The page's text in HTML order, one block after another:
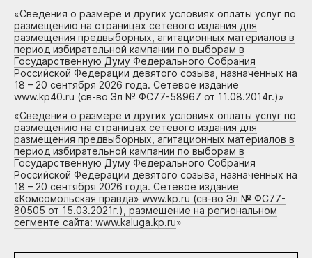
«Сведения о размере и других условиях оплаты услуг по
размещению на страницах сетевого издания для
размещения предвыборных, агитационных материалов в
период избирательной кампании по выборам в
Государственную Думу Федерального Собрания
Российской Федерации девятого созыва, назначенных на
18 – 20 сентября 2026 года. Сетевое издание
www.kp40.ru (св-во Эл № ФС77-58967 от 11.08.2014г.)»
«Сведения о размере и других условиях оплаты услуг по
размещению на страницах сетевого издания для
размещения предвыборных, агитационных материалов в
период избирательной кампании по выборам в
Государственную Думу Федерального Собрания
Российской Федерации девятого созыва, назначенных на
18 – 20 сентября 2026 года. Сетевое издание
«Комсомольская правда» www.kp.ru (св-во Эл № ФС77-
80505 от 15.03.2021г.), размещение на региональном
сегменте сайта: www.kaluga.kp.ru»